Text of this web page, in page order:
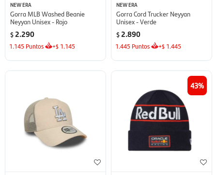
NEW ERA
Gorra MLB Washed Beanie
Neyyan Unisex - Rojo
$ 2.290
1.145 Puntos +$ 1.145
NEW ERA
Gorra Cord Trucker Neyyan
Unisex - Verde
$ 2.890
1.445 Puntos +$ 1.445
43